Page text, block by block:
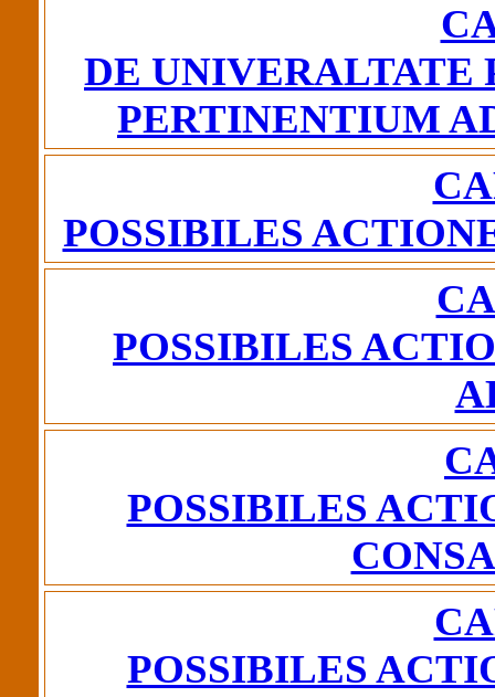
DE UNIVERALTATE
PERTINENTIUM
POSSIBILES
POSSIBILES
POSSIBILES
POSSIBILES